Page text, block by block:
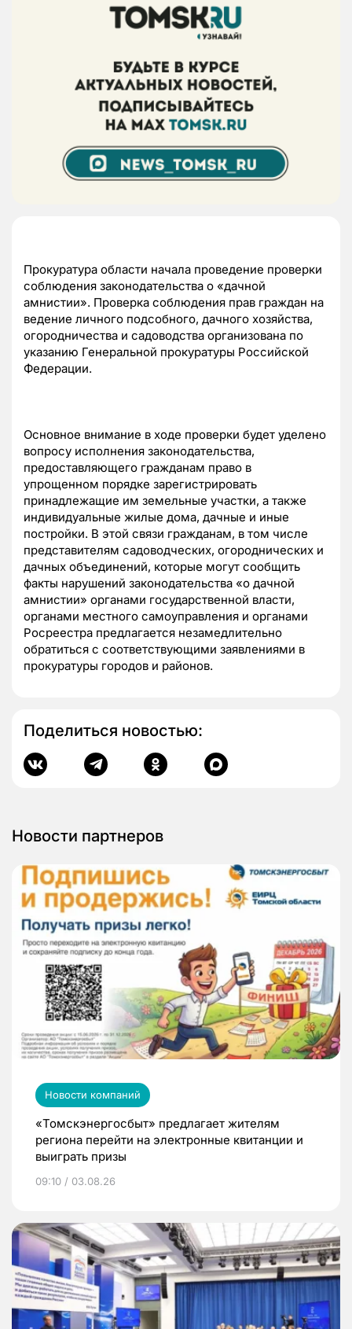
Прокуратура области начала проведение проверки
соблюдения законодательства о «дачной
амнистии». Проверка соблюдения прав граждан на
ведение личного подсобного, дачного хозяйства,
огородничества и садоводства организована по
указанию Генеральной прокуратуры Российской
Федерации.
Основное внимание в ходе проверки будет уделено
вопросу исполнения законодательства,
предоставляющего гражданам право в
упрощенном порядке зарегистрировать
принадлежащие им земельные участки, а также
индивидуальные жилые дома, дачные и иные
постройки. В этой связи гражданам, в том числе
представителям садоводческих, огороднических и
дачных объединений, которые могут сообщить
факты нарушений законодательства «о дачной
амнистии» органами государственной власти,
органами местного самоуправления и органами
Росреестра предлагается незамедлительно
обратиться с соответствующими заявлениями в
прокуратуры городов и районов.
Поделиться новостью:
Новости партнеров
Новости компаний
«Томскэнергосбыт» предлагает жителям
региона перейти на электронные квитанции и
выиграть призы
09:10 / 03.08.26